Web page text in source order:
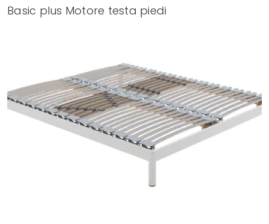
Basic plus Motore testa piedi